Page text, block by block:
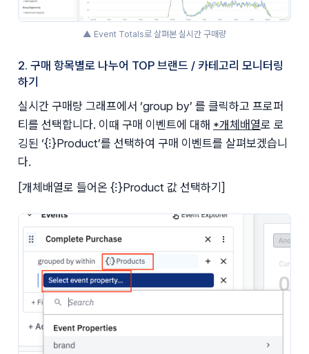
▲ Event Totals로 살펴본 실시간 구매량
2. 구매 항목별로 나누어 TOP 브랜드 / 카테고리 모니터링
하기
실시간 구매량 그래프에서 ‘group by’ 를 클릭하고 프로퍼
티를 선택합니다. 이때 구매 이벤트에 대해 *개체배열로 로
깅된 ‘{⁝}Product’를 선택하여 구매 이벤트를 살펴보겠습니
다.
[개체배열로 들어온 {⁝}Product 값 선택하기]